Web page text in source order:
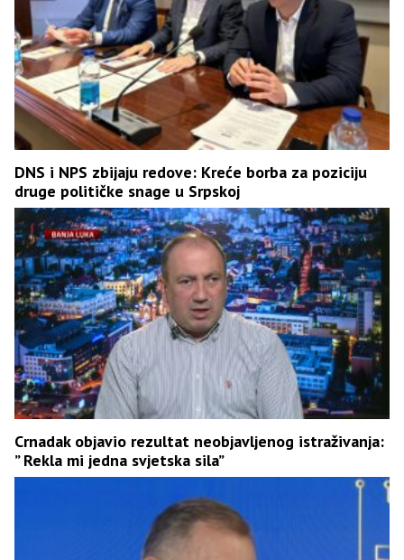
DNS i NPS zbijaju redove: Kreće borba za poziciju
druge političke snage u Srpskoj
Crnadak objavio rezultat neobjavljenog istraživanja:
” Rekla mi jedna svjetska sila”